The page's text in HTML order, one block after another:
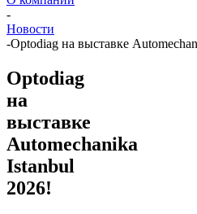
-
Новости
-Optodiag на выставке
Optodiag
на
выставке
Automechanika
Istanbul
2026!